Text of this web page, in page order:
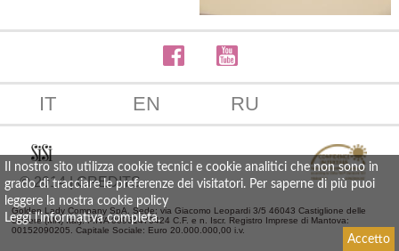
Il nostro sito utilizza cookie tecnici e cookie analitici che non sono in
grado di tracciare le preferenze dei visitatori. Per saperne di più puoi
leggere la nostra cookie policy
Leggi l'informativa completa.
Accetto
IT EN RU
© 2014 | CREDITS
Golden Lady Company SpA. Sede: via Giacomo Leopardi 3/5 46043 Castiglione delle
Stiviere (MN) Italy. P.IVA 00961470424 C.F. e n. Iscr. Registro Imprese di Mantova:
00152090205. Capitale Sociale: Euro 20.000.000,00 i.v.